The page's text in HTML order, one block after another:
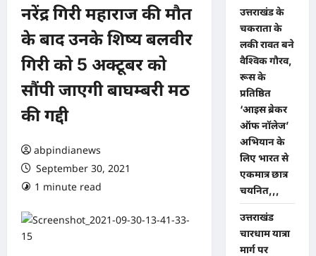
नरेंद्र गिरी महाराज की मौत
के बाद उनके शिष्य बलवीर
गिरी को 5 अक्टूबर को
सौंपी जाएगी बाघम्बरी मठ
की गद्दी
abpindianews
September 30, 2021
1 minute read
उत्तराखंड के
चकराता के
लकी रावत बने
वैश्विक गौरव,
रूस के
प्रतिष्ठित
‘आइस ब्रेकर
ऑफ नॉलेज’
अभियान के
लिए भारत से
एकमात्र छात्र
चयनित,,,
उत्तराखंड
चारधाम यात्रा
मार्ग पर